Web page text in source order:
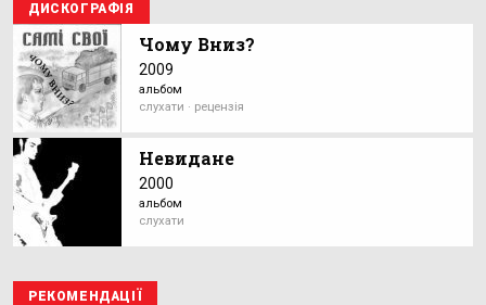
ДИСКОГРАФІЯ
Чому Вниз?
2009
альбом
слухати · рецензія
Невидане
2000
альбом
слухати
РЕКОМЕНДАЦІЇ